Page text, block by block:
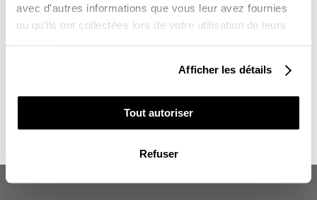
avec d'autres informations que vous leur avez fournies
ou qu'ils ont collectées lors de votre utilisation de leurs
Afficher les détails
Tout autoriser
Refuser
195,00 €
Vous souhaitez en profiter :
POUR UN PROCHE